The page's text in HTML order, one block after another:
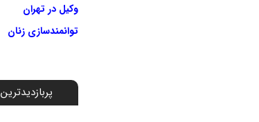
وکیل در تهران
توانمندسازی زنان
پربازدیدترین